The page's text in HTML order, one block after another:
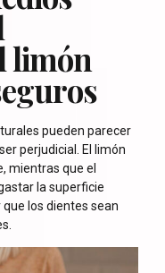
limón
pueden parecer
perjudicial. El limón
mientras que el
la superficie
los dientes sean